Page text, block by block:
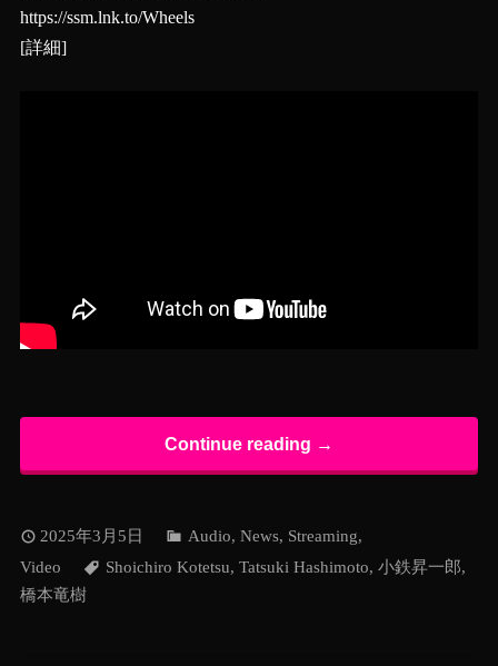
https://ssm.lnk.to/Wheels
[詳細]
Continue reading →
2025年3月5日 Audio, News, Streaming,
Video
Shoichiro Kotetsu, Tatsuki Hashimoto, 小鉄昇一郎,
橋本竜樹